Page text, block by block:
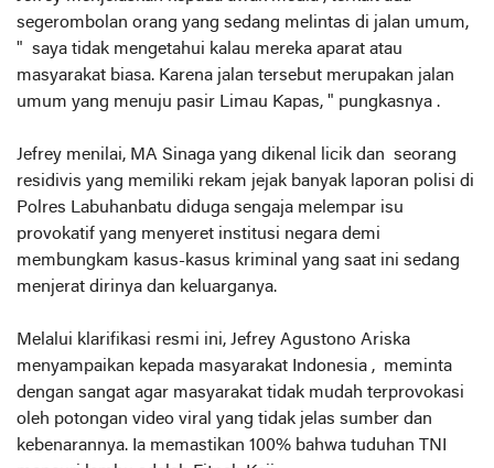
segerombolan orang yang sedang melintas di jalan umum,
" saya tidak mengetahui kalau mereka aparat atau
masyarakat biasa. Karena jalan tersebut merupakan jalan
umum yang menuju pasir Limau Kapas, " pungkasnya .
Jefrey menilai, MA Sinaga yang dikenal licik dan seorang
residivis yang memiliki rekam jejak banyak laporan polisi di
Polres Labuhanbatu diduga sengaja melempar isu
provokatif yang menyeret institusi negara demi
membungkam kasus-kasus kriminal yang saat ini sedang
menjerat dirinya dan keluarganya.
Melalui klarifikasi resmi ini, Jefrey Agustono Ariska
menyampaikan kepada masyarakat Indonesia , meminta
dengan sangat agar masyarakat tidak mudah terprovokasi
oleh potongan video viral yang tidak jelas sumber dan
kebenarannya. Ia memastikan 100% bahwa tuduhan TNI